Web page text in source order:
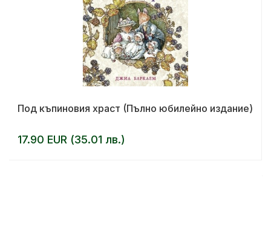
Под къпиновия храст (Пълно юбилейно издание)
17.90 EUR (35.01 лв.)